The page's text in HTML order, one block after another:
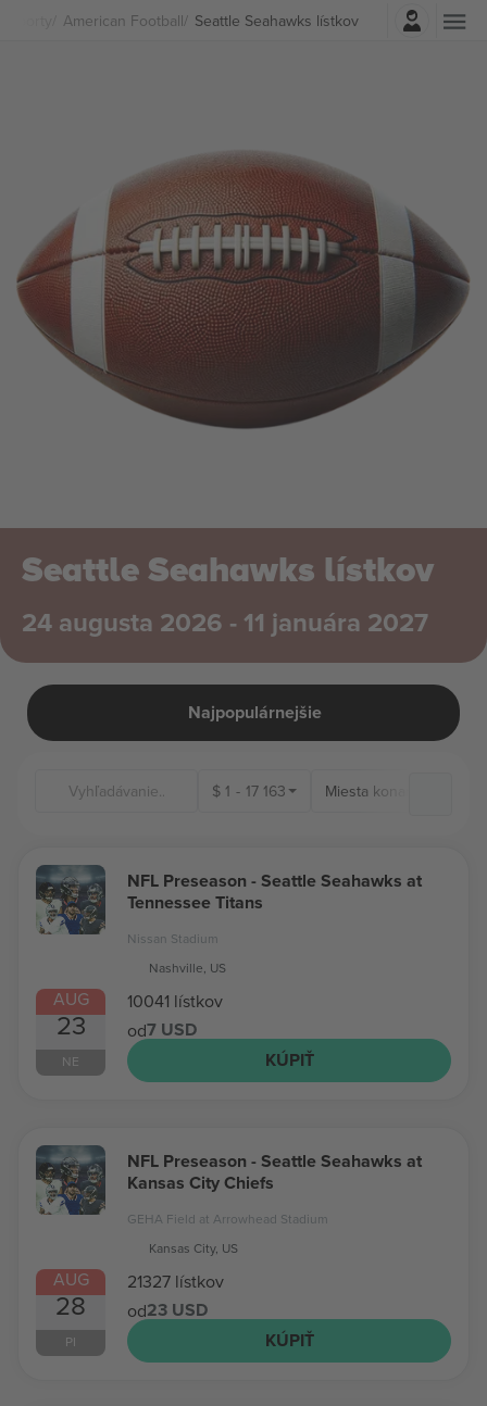
American Football Seattle Seahawks lístkov
Prihlásenie
Seattle Seahawks lístkov
24 augusta 2026 - 11 januára 2027
Najpopulárnejšie
$ 1 - 17 163 Miesta konania
AUG
23
NE
NFL Preseason - Seattle Seahawks at
Tennessee Titans
Nissan Stadium
Nashville, US
10041 lístkov
od7 USD
KÚPIŤ
AUG
28
PI
NFL Preseason - Seattle Seahawks at
Kansas City Chiefs
GEHA Field at Arrowhead Stadium
Kansas City, US
21327 lístkov
od23 USD
KÚPIŤ